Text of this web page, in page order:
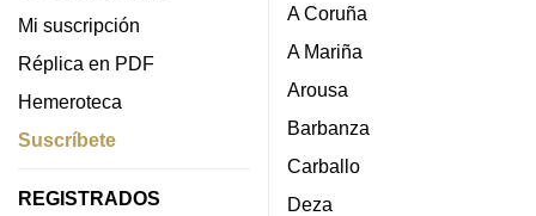
Mi suscripción
Réplica en PDF
Hemeroteca
Suscríbete
REGISTRADOS
A Coruña
A Mariña
Arousa
Barbanza
Carballo
Deza